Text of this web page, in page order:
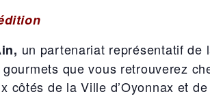
un partenariat représentatif de
que vous retrouverez
côtés de la Ville d’Oyonnax et